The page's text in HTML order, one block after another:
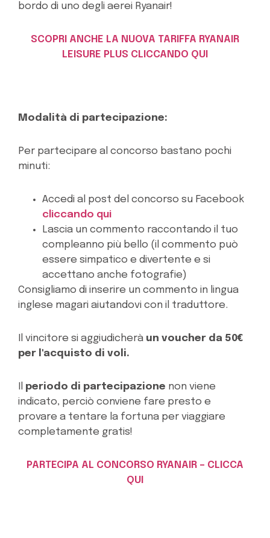
bordo di uno degli aerei Ryanair!
SCOPRI ANCHE LA NUOVA TARIFFA RYANAIR
LEISURE PLUS CLICCANDO QUI
Modalità di partecipazione:
Per partecipare al concorso bastano pochi
minuti:
Accedi al post del concorso su Facebook
cliccando qui
Lascia un commento raccontando il tuo
compleanno più bello (il commento può
essere simpatico e divertente e si
accettano anche fotografie)
Consigliamo di inserire un commento in lingua
inglese magari aiutandovi con il traduttore.
Il vincitore si aggiudicherà un voucher da 50€
per l'acquisto di voli.
periodo di partecipazione non viene
indicato, perciò conviene fare presto e
provare a tentare la fortuna per viaggiare
completamente gratis!
PARTECIPA AL CONCORSO RYANAIR – CLICCA
QUI